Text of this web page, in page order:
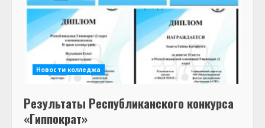
Новости колледжа
Результаты Республиканского конкурса
«Гиппократ»